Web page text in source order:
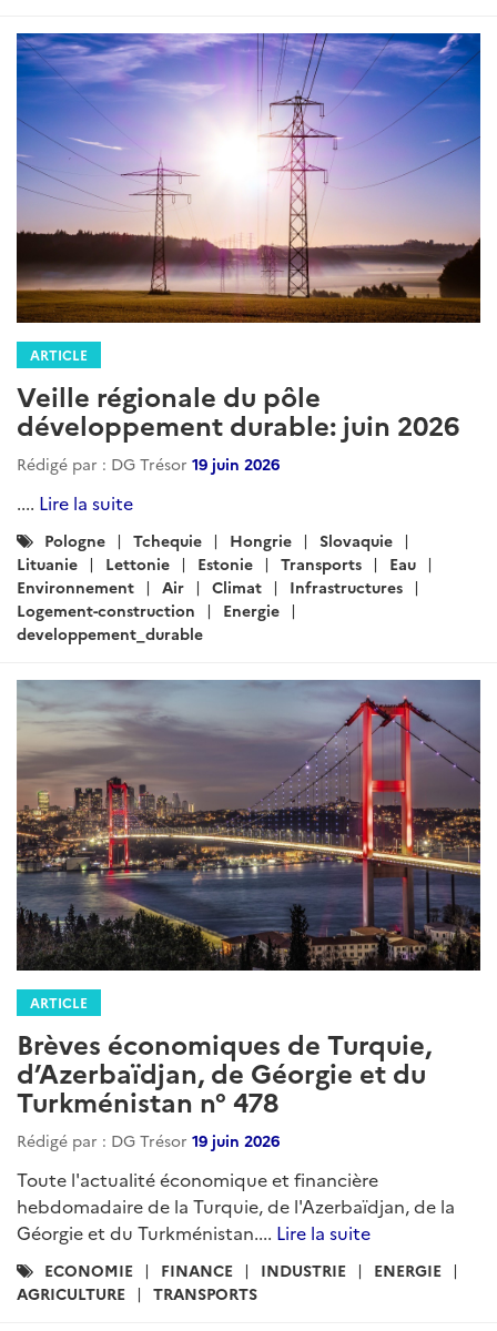
ARTICLE
Veille régionale du pôle
développement durable: juin 2026
Rédigé par : DG Trésor 19 juin 2026
.... Lire la suite
Catégories
:
Pologne Tchequie Hongrie
Slovaquie
Lituanie
Lettonie Estonie Transports
Eau
Environnement
Air Climat
Infrastructures
Logement-construction
Energie
developpement_durable
ARTICLE
Brèves économiques de Turquie,
d’Azerbaïdjan, de Géorgie et du
Turkménistan n° 478
Rédigé par : DG Trésor 19 juin 2026
Toute l'actualité économique et financière
hebdomadaire de la Turquie, de l'Azerbaïdjan, de la
Géorgie et du Turkménistan.... Lire la suite
Catégories
:
ECONOMIE FINANCE INDUSTRIE
ENERGIE
AGRICULTURE
TRANSPORTS